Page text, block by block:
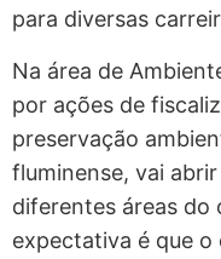
para diversas
Na área de
por ações de
preservação
fluminense, vai
diferentes áreas do
expectativa é que